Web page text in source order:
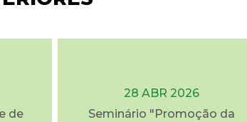
de
28 ABR 2026
Seminário "Promoção da